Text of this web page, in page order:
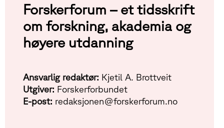
Forskerforum – et tidsskrift
om forskning, akademia og
høyere utdanning
Ansvarlig redaktør: Kjetil A. Brottveit
Utgiver: Forskerforbundet
E-post: redaksjonen@forskerforum.no